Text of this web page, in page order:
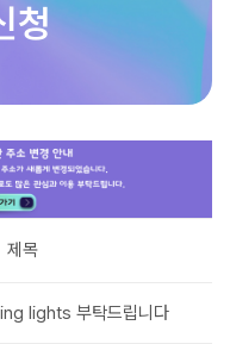
청
제목
lights 부탁드립니다